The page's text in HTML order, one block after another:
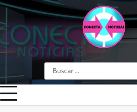
Skip
content
Buscar: